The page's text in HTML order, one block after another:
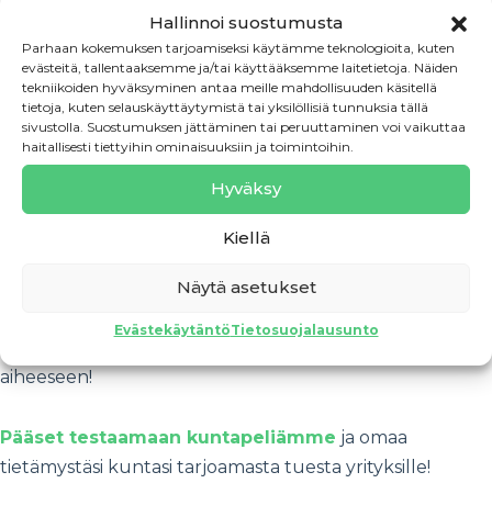
Hallinnoi suostumusta
Parhaan kokemuksen tarjoamiseksi käytämme teknologioita, kuten
evästeitä, tallentaaksemme ja/tai käyttääksemme laitetietoja. Näiden
tekniikoiden hyväksyminen antaa meille mahdollisuuden käsitellä
tietoja, kuten selauskäyttäytymistä tai yksilöllisiä tunnuksia tällä
sivustolla. Suostumuksen jättäminen tai peruuttaminen voi vaikuttaa
haitallisesti tiettyihin ominaisuuksiin ja toimintoihin.
Hyväksy
Kiellä
Näytä asetukset
EvästekäytäntöTietosuojalausunto
julkisen puolen tarjoama palvelu, ja näin on ollut jo
useana vuonna peräkkäin.
Kyse on pitkästä trendistä, ei yksittäisestä tuloksesta.
Yritysneuvonnan merkitys ei vähene, vaan korostuu
vuosi vuodelta.
Tulos on myös selkeä viesti kunnille. Yrittäjä kaipaa
aiheeseen!
Pääset testaamaan kuntapeliämme ja omaa
tietämystäsi kuntasi tarjoamasta tuesta yrityksille!